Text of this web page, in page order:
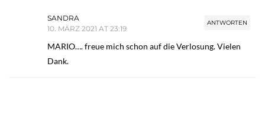
ANTWORTEN
SANDRA
10. MÄRZ 2021 AT 23:19
MARIO…. freue mich schon auf die Verlosung. Vielen
Dank.